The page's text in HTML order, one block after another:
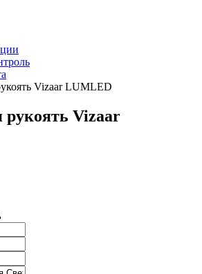
Vizaar LUMLED
рукоять Vizaar